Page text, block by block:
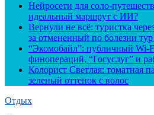
Нейросети для соло-
идеальный маршрут с ИИ?
Вернули не всё: туристка
за отмененный по болезни
“Экомобайл”: публичный Wi-
финопераций, “Госуслуг” и
Колорист Светлая: томатная
зеленый оттенок с волос
Отдых